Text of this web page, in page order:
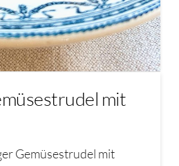
mit
Gemüsestrudel mit